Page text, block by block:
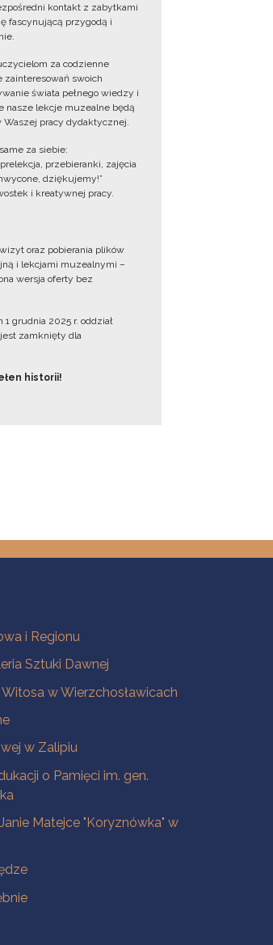
kontakt z zabytkami
fascynującą przygodą i
za codzienne
zainteresowań swoich
świata pełnego wiedzy i
nasze lekcje muzealne będą
pracy dydaktycznej.
za siebie:
przebieranki, zajęcia
dziękujemy!”
i kreatywnej pracy.
oraz pobierania plików
i lekcjami muzealnymi –
wersja oferty bez
grudnia 2025 r. oddział
zamknięty dla
historii!
i Regionu
Sztuki Dawnej
w Wierzchosławicach
w Zalipiu
o Pamięci im. gen.
Matejce "Koryznówka" w